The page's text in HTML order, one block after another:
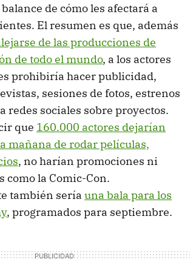
de cómo les afectará a
El resumen es que, además
de las producciones de
de todo el mundo, a los actores
prohibiría hacer publicidad,
sesiones de fotos, estrenos
redes sociales sobre proyectos.
que 160.000 actores dejarían
mañana de rodar películas,
, no harían promociones ni
como la Comic-Con.
también sería una bala para los
, programados para septiembre.